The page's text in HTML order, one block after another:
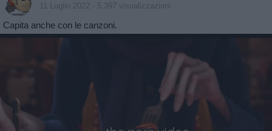
11 Luglio 2022 - 5.397 visualizzazioni
Capita anche con le canzoni.